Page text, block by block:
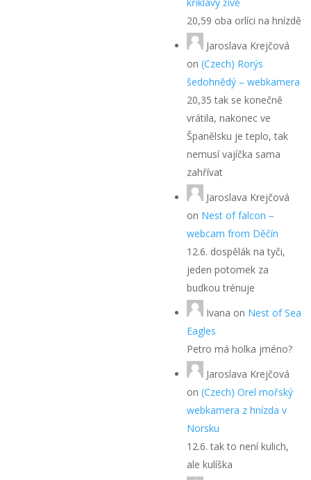
20,59 oba orlíci na hnízdě
Jaroslava Krejčová
on(Czech) Rorýs
šedohnědý – webkamera
20,35 tak se konečně
vrátila, nakonec ve
Španělsku je teplo, tak
nemusí vajíčka sama
zahřívat
Jaroslava Krejčová
on Nest of falcon –
webcam from Děčín
12.6. dospělák na tyči,
jeden potomek za
budkou trénuje
Ivana on Nest of Sea
Eagles
Petro má holka jméno?
Jaroslava Krejčová
on(Czech) Orel mořský
webkamera z hnízda v
Norsku
12.6. tak to není kulich,
ale kulíška